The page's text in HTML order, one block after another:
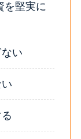
を堅実に
い